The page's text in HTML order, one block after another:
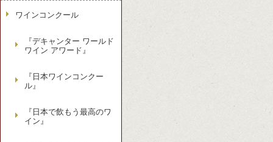
ワインコンクール
『デキャンター ワールド
ワイン アワード』
『日本ワインコンクー
ル』
『日本で飲もう最高のワ
イン』